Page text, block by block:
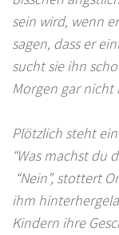
sein wird, wenn
sagen, dass er
sucht sie ihn
Morgen gar
Plötzlich steht
“Was machst du
“Nein”, stottert
ihm
Kindern ihre